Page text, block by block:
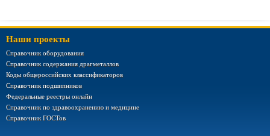
Наши проекты
Справочник оборудования
Справочник содержания драгметаллов
Коды общероссийских классификаторов
Справочник подшипников
Федеральные реестры онлайн
Справочник по здравоохранению и медицине
Справочник ГОСТов